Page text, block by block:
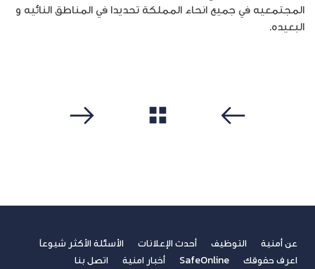
المجتمعيه في جميع انحاء المملكة تحديدا في المناطق النائيه و
البعيده.
عن أمنية التوظيف أحدث الإعلانات
الأسئلة الأكثر شيوعاً
اعرف حقوقك
SafeOnline أخبار امنية
اتصل بنا